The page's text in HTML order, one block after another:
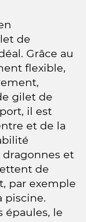
de
Grâce au
flexible,
gilet de
il est
et de la
dragonnes et
de
par exemple
piscine.
épaules, le